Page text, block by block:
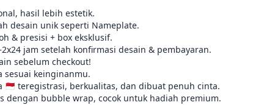
hasil lebih estetik.
desain unik seperti Nameplate.
& presisi + box eksklusif.
jam setelah konfirmasi desain & pembayaran.
sebelum checkout!
sesuai keinginanmu.
🇲🇨 teregistrasi, berkualitas, dan dibuat penuh cinta.
dengan bubble wrap, cocok untuk hadiah premium.